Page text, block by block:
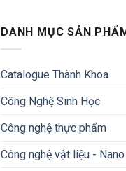
DANH MỤC SẢN
Catalogue Thành Khoa
Công Nghệ Sinh Học
Công nghệ thực phẩm
Công nghệ vật liệu - Nano